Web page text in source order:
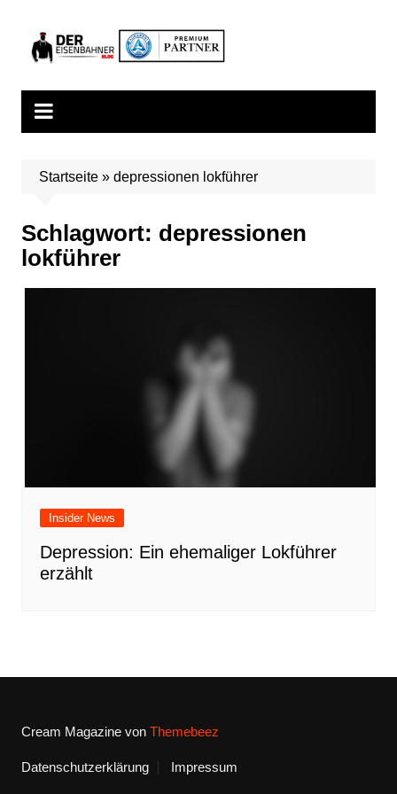
springen
Startseite» depressionen lokführer
Schlagwort: depressionen
lokführer
Insider News
Depression: Ein ehemaliger Lokführer
erzählt
Cream Magazine von Themebeez
Datenschutzerklärung Impressum